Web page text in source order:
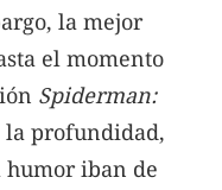
la mejor
el momento
Spiderman:
la profundidad,
humor iban de